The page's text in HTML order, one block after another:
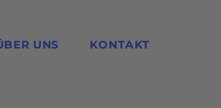
UNS KONTAKT